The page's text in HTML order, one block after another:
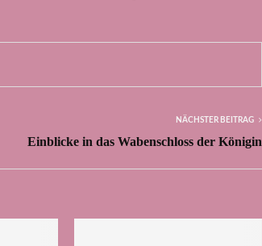
NÄCHSTER BEITRAG
Einblicke in das Wabenschloss der Königin